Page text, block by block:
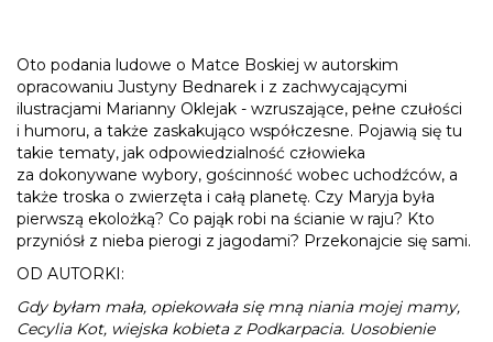
Oto podania ludowe o Matce Boskiej w autorskim
opracowaniu Justyny Bednarek i z zachwycającymi
ilustracjami Marianny Oklejak - wzruszające, pełne czułości
i humoru, a także zaskakująco współczesne. Pojawią się tu
takie tematy, jak odpowiedzialność człowieka
za dokonywane wybory, gościnność wobec uchodźców, a
także troska o zwierzęta i całą planetę. Czy Maryja była
pierwszą ekolożką? Co pająk robi na ścianie w raju? Kto
przyniósł z nieba pierogi z jagodami? Przekonajcie się sami.
OD AUTORKI:
Gdy byłam mała, opiekowała się mną niania mojej mamy,
Cecylia Kot, wiejska kobieta z Podkarpacia. Uosobienie